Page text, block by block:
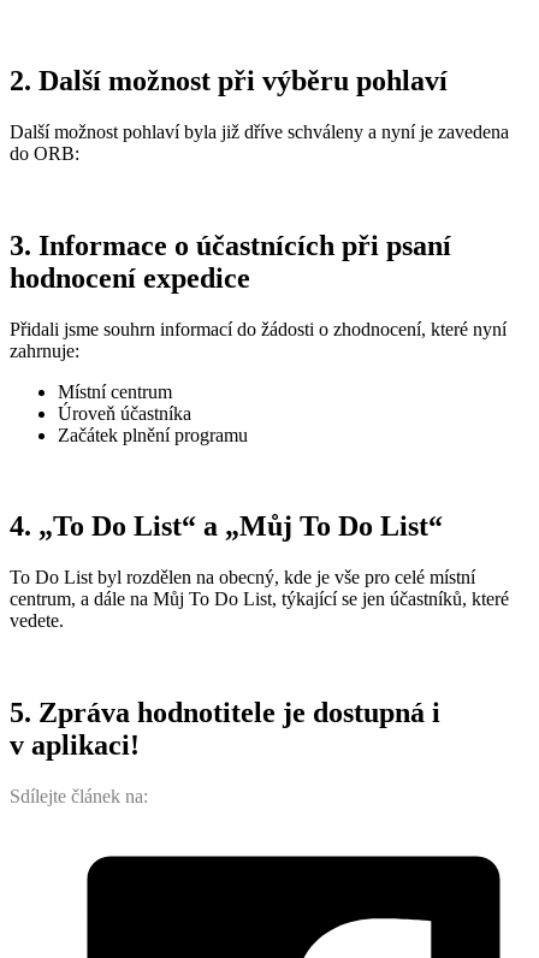
2. Další možnost při výběru pohlaví
Další možnost pohlaví byla již dříve schváleny a nyní je zavedena
do ORB:
3. Informace o účastnících při psaní
hodnocení expedice
Přidali jsme souhrn informací do žádosti o zhodnocení, které nyní
zahrnuje:
Místní centrum
Úroveň účastníka
Začátek plnění programu
4. „To Do List“ a „Můj To Do List“
To Do List byl rozdělen na obecný, kde je vše pro celé místní
centrum, a dále na Můj To Do List, týkající se jen účastníků, které
vedete.
5. Zpráva hodnotitele je dostupná i
v aplikaci!
Sdílejte článek na: